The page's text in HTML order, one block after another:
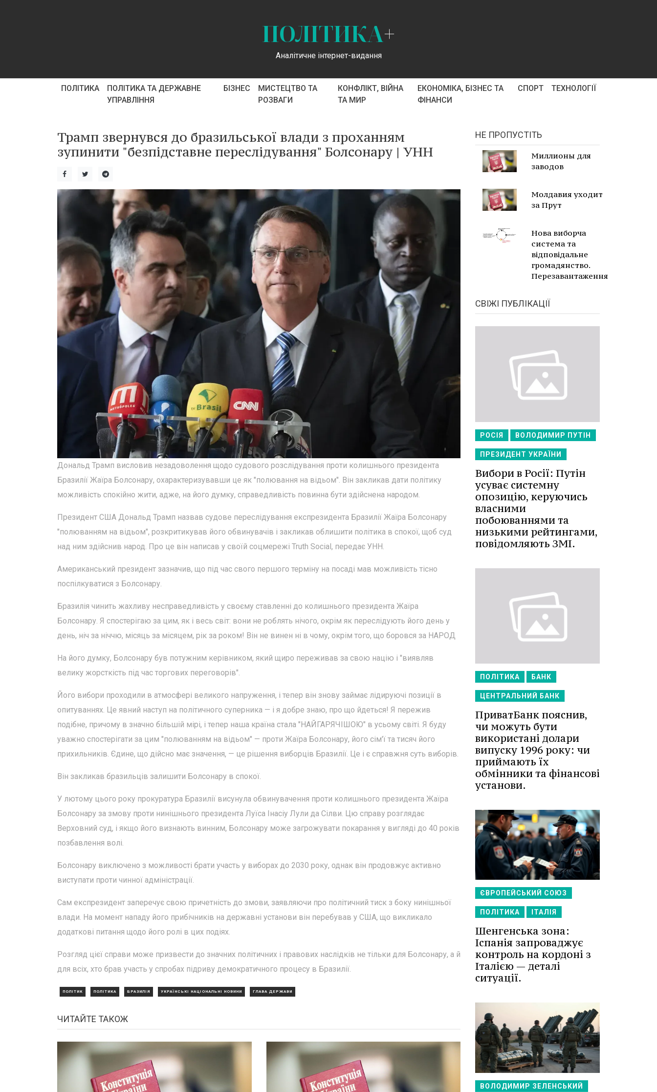
ПОЛІТИКА+
Аналітичне інтернет-видання
ПОЛІТИКА
ПОЛІТИКА ТА ДЕРЖАВНЕ
УПРАВЛІННЯ
БІЗНЕС
МИСТЕЦТВО ТА
РОЗВАГИ
КОНФЛІКТ, ВІЙНА
ТА МИР
ЕКОНОМІКА, БІЗНЕС ТА
ФІНАНСИ
СПОРТ ТЕХНОЛОГІЇ
Трамп звернувся до бразильської влади з проханням
зупинити "безпідставне переслідування" Болсонару | УНН
Дональд Трамп висловив незадоволення щодо судового розслідування проти колишнього президента
Бразилії Жаїра Болсонару, охарактеризувавши це як "полювання на відьом". Він закликав дати політику
можливість спокійно жити, адже, на його думку, справедливість повинна бути здійснена народом.
Президент США Дональд Трамп назвав судове переслідування експрезидента Бразилії Жаїра Болсонару
"полюванням на відьом", розкритикував його обвинувачів і закликав облишити політика в спокої, щоб суд
над ним здійснив народ. Про це він написав у своїй соцмережі Truth Social, передає УНН.
Американський президент зазначив, що під час свого першого терміну на посаді мав можливість тісно
поспілкуватися з Болсонару.
Бразилія чинить жахливу несправедливість у своєму ставленні до колишнього президента Жаїра
Болсонару. Я спостерігаю за цим, як і весь світ: вони не роблять нічого, окрім як переслідують його день у
день, ніч за ніччю, місяць за місяцем, рік за роком! Він не винен ні в чому, окрім того, що боровся за НАРОД
На його думку, Болсонару був потужним керівником, який щиро переживав за свою націю і "виявляв
велику жорсткість під час торгових переговорів".
Його вибори проходили в атмосфері великого напруження, і тепер він знову займає лідируючі позиції в
опитуваннях. Це явний наступ на політичного суперника — і я добре знаю, про що йдеться! Я пережив
подібне, причому в значно більшій мірі, і тепер наша країна стала "НАЙГАРЯЧІШОЮ" в усьому світі. Я буду
уважно спостерігати за цим "полюванням на відьом" — проти Жаїра Болсонару, його сім'ї та тисяч його
прихильників. Єдине, що дійсно має значення, — це рішення виборців Бразилії. Це і є справжня суть виборів.
Він закликав бразильців залишити Болсонару в спокої.
У лютому цього року прокуратура Бразилії висунула обвинувачення проти колишнього президента Жаїра
Болсонару за змову проти нинішнього президента Луїса Інасіу Лули да Сілви. Цю справу розглядає
Верховний суд, і якщо його визнають винним, Болсонару може загрожувати покарання у вигляді до 40 років
позбавлення волі.
Болсонару виключено з можливості брати участь у виборах до 2030 року, однак він продовжує активно
виступати проти чинної адміністрації.
Сам експрезидент заперечує свою причетність до змови, заявляючи про політичний тиск з боку нинішньої
влади. На момент нападу його прибічників на державні установи він перебував у США, що викликало
додаткові питання щодо його ролі в цих подіях.
Розгляд цієї справи може призвести до значних політичних і правових наслідків не тільки для Болсонару, а й
для всіх, хто брав участь у спробах підриву демократичного процесу в Бразилії.
ПОЛІТИК ПОЛІТИКА БРАЗИЛІЯ УКРАЇНСЬКІ НАЦІОНАЛЬНІ НОВИНИ ГЛАВА ДЕРЖАВИ
ЧИТАЙТЕ ТАКОЖ
НЕ ПРОПУСТІТЬ
Миллионы для
заводов
Молдавия уходит
за Прут
Нова виборча
система та
відповідальне
громадянство.
Перезавантаження
СВІЖІ ПУБЛІКАЦІЇ
РОСІЯ ВОЛОДИМИР ПУТІН
ПРЕЗИДЕНТ УКРАЇНИ
Вибори в Росії: Путін
усуває системну
опозицію, керуючись
власними
побоюваннями та
низькими рейтингами,
повідомляють ЗМІ.
ПОЛІТИКА БАНК
ЦЕНТРАЛЬНИЙ БАНК
ПриватБанк пояснив,
чи можуть бути
використані долари
випуску 1996 року: чи
приймають їх
обмінники та фінансові
установи.
ЄВРОПЕЙСЬКИЙ СОЮЗ
ПОЛІТИКА ІТАЛІЯ
Шенгенська зона:
Іспанія запроваджує
контроль на кордоні з
Італією — деталі
ситуації.
ВОЛОДИМИР ЗЕЛЕНСЬКИЙ